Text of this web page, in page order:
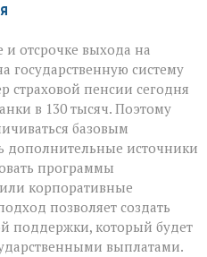
отсрочке выхода на
государственную систему
страховой пенсии сегодня
в 130 тысяч. Поэтому
базовым
дополнительные источники
программы
корпоративные
позволяет создать
поддержки, который будет
выплатами.